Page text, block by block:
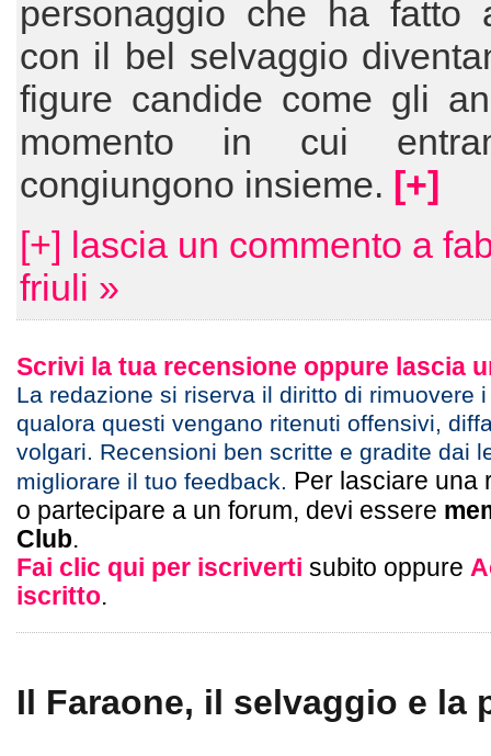
personaggio che ha fatto
con il bel selvaggio
figure candide come gli
momento in cui
congiungono insieme. [+]
[+] lascia un commento a
friuli »
Scrivi la tua recensione oppure lascia
La redazione si riserva il diritto di rimuovere
qualora questi vengano ritenuti offensivi,
volgari. Recensioni ben scritte e gradite dai
migliorare il tuo feedback. Per lasciare una
o partecipare a un forum, devi essere
Club.
Fai clic qui per iscriverti subito oppure
iscritto.
Il Faraone, il selvaggio e la